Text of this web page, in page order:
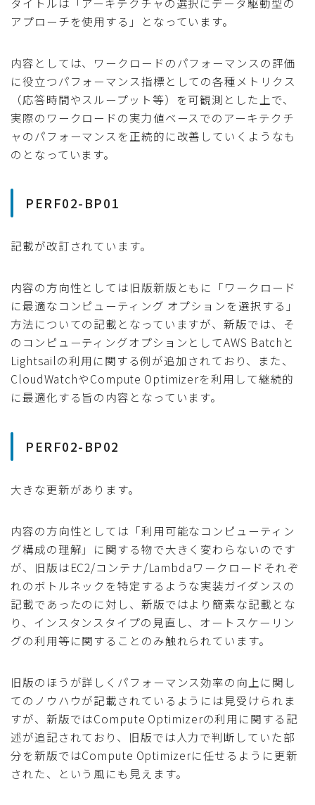
アプローチを使用する」となっています。
内容としては、ワークロードのパフォーマンスの評価
に役立つパフォーマンス指標としての各種メトリクス
（応答時間やスループット等）を可観測とした上で、
実際のワークロードの実力値ベースでのアーキテクチ
ャのパフォーマンスを正続的に改善していくようなも
のとなっています。
PERF02-BP01
記載が改訂されています。
内容の方向性としては旧版新版ともに「ワークロード
に最適なコンピューティング オプションを選択する」
方法についての記載となっていますが、新版では、そ
のコンピューティングオプションとしてAWS Batchと
Lightsailの利用に関する例が追加されており、また、
CloudWatchやCompute Optimizerを利用して継続的
に最適化する旨の内容となっています。
PERF02-BP02
大きな更新があります。
内容の方向性としては「利用可能なコンピューティン
グ構成の理解」に関する物で大きく変わらないのです
が、旧版はEC2/コンテナ/Lambdaワークロードそれぞ
れのボトルネックを特定するような実装ガイダンスの
記載であったのに対し、新版ではより簡素な記載とな
り、インスタンスタイプの見直し、オートスケーリン
グの利用等に関することのみ触れられています。
旧版のほうが詳しくパフォーマンス効率の向上に関し
てのノウハウが記載されているようには見受けられま
すが、新版ではCompute Optimizerの利用に関する記
述が追記されており、旧版では人力で判断していた部
分を新版ではCompute Optimizerに任せるように更新
された、という風にも見えます。